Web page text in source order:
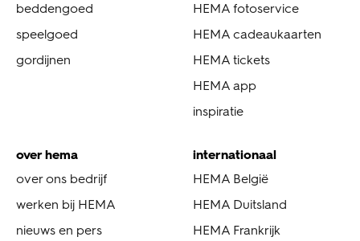
beddengoed
speelgoed
gordijnen
HEMA fotoservice
HEMA cadeaukaarten
HEMA tickets
HEMA app
inspiratie
over hema
over ons bedrijf
werken bij HEMA
nieuws en pers
internationaal
HEMA België
HEMA Duitsland
HEMA Frankrijk